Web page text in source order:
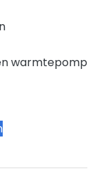
warmtepomp